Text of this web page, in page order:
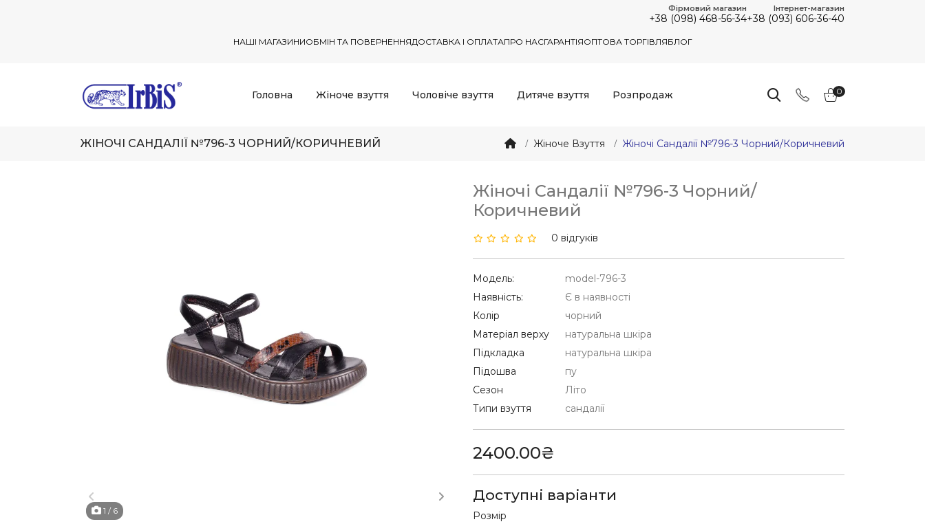
НАШІ МАГАЗИНИОБМІН ТА ПОВЕРНЕННЯДОСТАВКА І ОПЛАТАПРО НАСГАРАНТІЯОПТОВА ТОРГІВЛЯБЛОГ
Фірмовий магазин
+38 (098) 468-56-34
Інтернет-магазин
+38 (093) 606-36-40
Головна Жіноче взуття Чоловіче взуття Дитяче взуття Розпродаж 0
ЖІНОЧІ САНДАЛІЇ №796-3 ЧОРНИЙ/КОРИЧНЕВИЙ Жіноче Взуття Жіночі Сандалії №796-3 Чорний/коричневий
1 / 6
Жіночі Сандалії №796-3 Чорний/
Коричневий
0 відгуків
Модель:
model-796-3
Наявність:
Є в наявності
Колір
чорний
Матеріал верху
натуральна шкіра
Підкладка
натуральна шкіра
Підошва
пу
Сезон
Літо
Типи взуття
сандалії
2400.00₴
Доступні варіанти
Розмір